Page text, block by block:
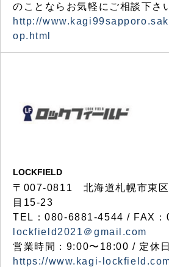
のことならお気軽にご相談下さ
http://
op.html
LOCKFIELD
〒007-0811 北海道札幌市東
目15-23
TEL：080-6881-4544 / FAX
lockfield2021＠gmail.com
営業時間：9:00〜18:00 / 定休
https://www.kagi-